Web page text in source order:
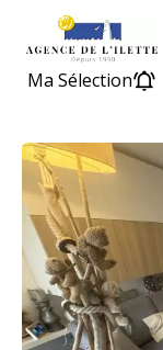
Ma Sélection